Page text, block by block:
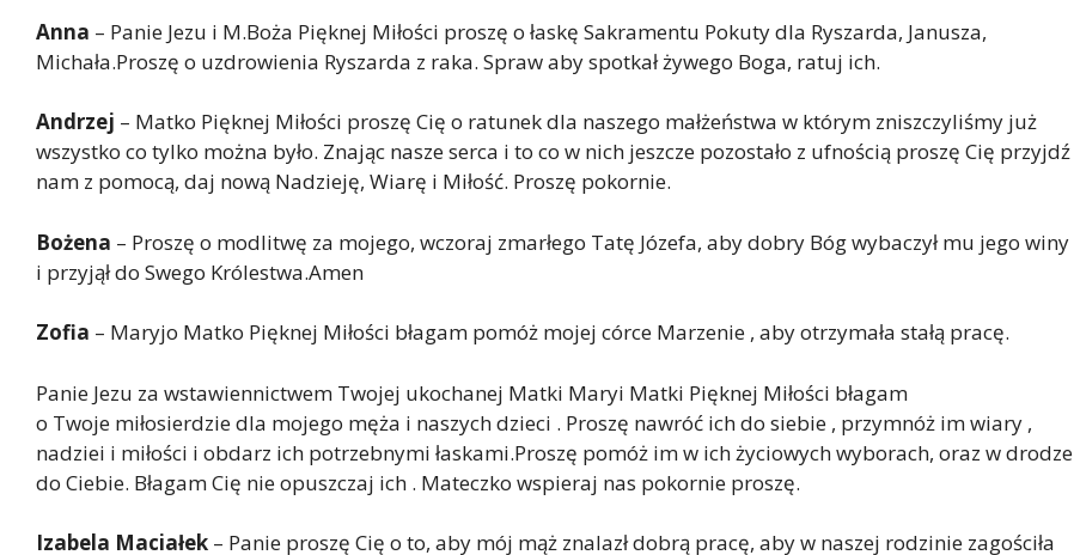
Anna – Panie Jezu i M.Boża Pięknej Miłości proszę o łaskę Sakramentu Pokuty dla Ryszarda, Janusza,
Michała.Proszę o uzdrowienia Ryszarda z raka. Spraw aby spotkał żywego Boga, ratuj ich.
Andrzej – Matko Pięknej Miłości proszę Cię o ratunek dla naszego małżeństwa w którym zniszczyliśmy już
wszystko co tylko można było. Znając nasze serca i to co w nich jeszcze pozostało z ufnością proszę Cię przyjdź
nam z pomocą, daj nową Nadzieję, Wiarę i Miłość. Proszę pokornie.
Bożena – Proszę o modlitwę za mojego, wczoraj zmarłego Tatę Józefa, aby dobry Bóg wybaczył mu jego winy
i przyjął do Swego Królestwa.Amen
Zofia – Maryjo Matko Pięknej Miłości błagam pomóż mojej córce Marzenie , aby otrzymała stałą pracę.
Panie Jezu za wstawiennictwem Twojej ukochanej Matki Maryi Matki Pięknej Miłości błagam
o Twoje miłosierdzie dla mojego męża i naszych dzieci . Proszę nawróć ich do siebie , przymnóż im wiary ,
nadziei i miłości i obdarz ich potrzebnymi łaskami.Proszę pomóż im w ich życiowych wyborach, oraz w drodze
do Ciebie. Błagam Cię nie opuszczaj ich . Mateczko wspieraj nas pokornie proszę.
Izabela Maciałek – Panie proszę Cię o to, aby mój mąż znalazł dobrą pracę, aby w naszej rodzinie zagościła